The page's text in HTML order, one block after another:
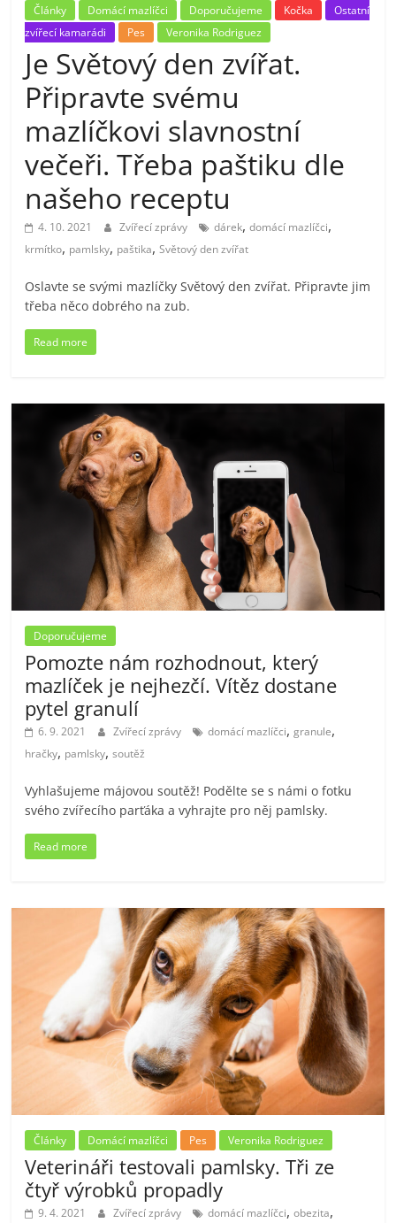
Články Domácí mazlíčci Doporučujeme Kočka
Ostatní
zvířecí kamarádi
Pes Veronika Rodriguez
Je Světový den zvířat.
Připravte svému
mazlíčkovi slavnostní
večeři. Třeba paštiku dle
našeho receptu
4. 10. 2021 Zvířecí zprávy dárek,domácí mazlíčci,
krmítko, pamlsky, paštika,Světový den zvířat
Oslavte se svými mazlíčky Světový den zvířat. Připravte jim
třeba něco dobrého na zub.
Read more
Doporučujeme
Pomozte nám rozhodnout, který
mazlíček je nejhezčí. Vítěz dostane
pytel granulí
6. 9. 2021 Zvířecí zprávy domácí mazlíčci,granule,
hračky, pamlsky,soutěž
Vyhlašujeme májovou soutěž! Podělte se s námi o fotku
svého zvířecího parťáka a vyhrajte pro něj pamlsky.
Read more
Články Domácí mazlíčci Pes Veronika Rodriguez
Veterináři testovali pamlsky. Tři ze
čtyř výrobků propadly
9. 4. 2021 Zvířecí zprávy domácí mazlíčci,obezita,